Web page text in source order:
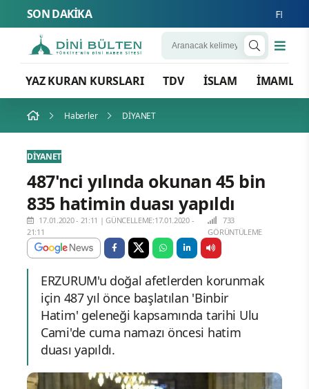
SON DAKİKA
YAZ KURAN KURSLARI TDV İSLAM İMAMLAR
Haberler DİYANET
DİYANET
487'nci yılında okunan 45 bin
835 hatimin duası yapıldı
17.01.2020 - 21:11 |GÜNCELLEME:17.01.2020 -
21:11
733
GÖRÜNTÜLEME
ERZURUM'u doğal afetlerden korunmak
için 487 yıl önce başlatılan 'Binbir
Hatim' geleneği kapsamında tarihi Ulu
Cami'de cuma namazı öncesi hatim
duası yapıldı.